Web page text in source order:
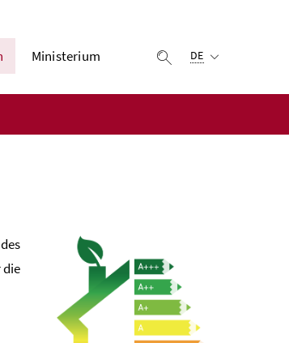
Ministerium Suche einblenden
DE